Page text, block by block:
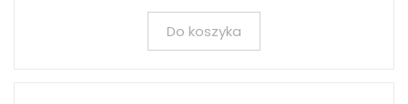
Do koszyka